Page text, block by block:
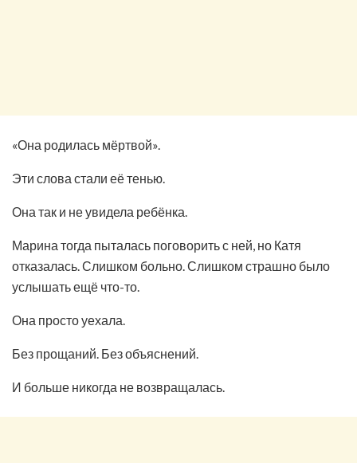
«Она родилась мёртвой».
Эти слова стали её тенью.
Она так и не увидела ребёнка.
Марина тогда пыталась поговорить с ней, но Катя
отказалась. Слишком больно. Слишком страшно было
услышать ещё что-то.
Она просто уехала.
Без прощаний. Без объяснений.
И больше никогда не возвращалась.